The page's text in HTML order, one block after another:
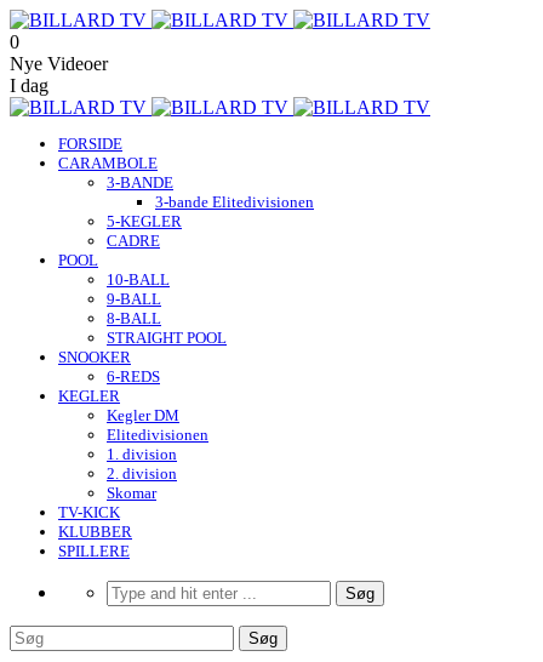
0
Nye Videoer
I dag
FORSIDE
CARAMBOLE
3-BANDE
3-bande Elitedivisionen
5-KEGLER
CADRE
POOL
10-BALL
9-BALL
8-BALL
STRAIGHT POOL
SNOOKER
6-REDS
KEGLER
Kegler DM
Elitedivisionen
1. division
2. division
Skomar
TV-KICK
KLUBBER
SPILLERE